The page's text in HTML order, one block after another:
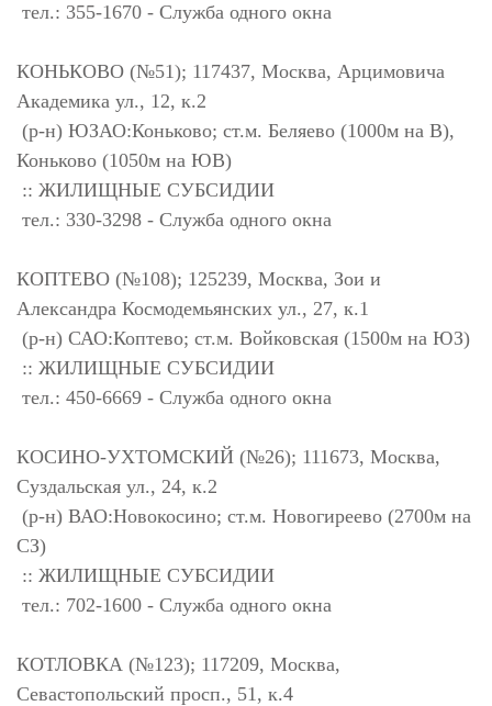
тел.: 355-1670 - Служба одного окна
КОНЬКОВО (№51); 117437, Москва, Арцимовича
Академика ул., 12, к.2
(р-н) ЮЗАО:Коньково; ст.м. Беляево (1000м на В),
Коньково (1050м на ЮВ)
:: ЖИЛИЩНЫЕ СУБСИДИИ
тел.: 330-3298 - Служба одного окна
КОПТЕВО (№108); 125239, Москва, Зои и
Александра Космодемьянских ул., 27, к.1
(р-н) САО:Коптево; ст.м. Войковская (1500м на ЮЗ)
:: ЖИЛИЩНЫЕ СУБСИДИИ
тел.: 450-6669 - Служба одного окна
КОСИНО-УХТОМСКИЙ (№26); 111673, Москва,
Суздальская ул., 24, к.2
(р-н) ВАО:Новокосино; ст.м. Новогиреево (2700м на
СЗ)
:: ЖИЛИЩНЫЕ СУБСИДИИ
тел.: 702-1600 - Служба одного окна
КОТЛОВКА (№123); 117209, Москва,
Севастопольский просп., 51, к.4